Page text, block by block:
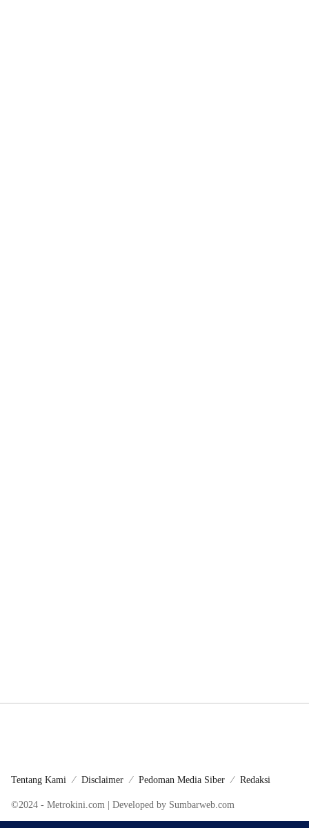
Tentang Kami Disclaimer Pedoman Media Siber Redaksi
©2024 - Metrokini.com | Developed by Sumbarweb.com